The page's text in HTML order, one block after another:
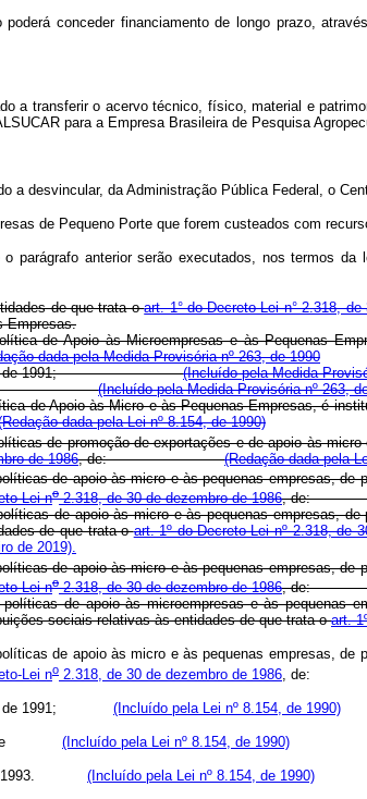
poderá conceder financiamento de longo prazo,
a transferir o acervo técnico, físico, material e
para a Empresa Brasileira de Pesquisa
a desvincular, da Administração Pública Federal, o
de Pequeno Porte que forem custeados com
parágrafo anterior serão executados, nos termos
de que trata oart. 1° do Decreto-Lei n° 2.318,
Empresas.
de Apoio às Microempresas e às Pequenas
dada pela Medida Provisória nº 263, de 1990
exercício de 1991;(Incluído pela Medida
1992; e(Incluído pela Medida Provisória nº 263,
de Apoio às Micro e às Pequenas Empresas, é
dada pela Lei nº 8.154, de 1990)
de promoção de exportações e de apoio às
de 1986, de:(Redação dada pela
de apoio às micro e às pequenas empresas, de
Lei no2.318, de 30 de dezembro de 1986,
de apoio às micro e às pequenas empresas,
de que trata oart. 1º do Decreto-Lei nº 2.318, de
de 2019).
de apoio às micro e às pequenas empresas, de
Lei no2.318, de 30 de dezembro de 1986,
de apoio às microempresas e às pequenas
sociais relativas às entidades de que trata oart.
de apoio às micro e às pequenas empresas, de
Lei no 2.318, de 30 de dezembro de 1986 ,
de 1991; (Incluído pela Lei nº 8.154, de 1990)
e (Incluído pela Lei nº 8.154, de 1990)
(Incluído pela Lei nº 8.154, de 1990)